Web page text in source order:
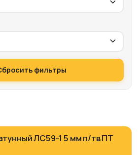
фильтры
ЛС59-1 5 мм п/тв ПТ